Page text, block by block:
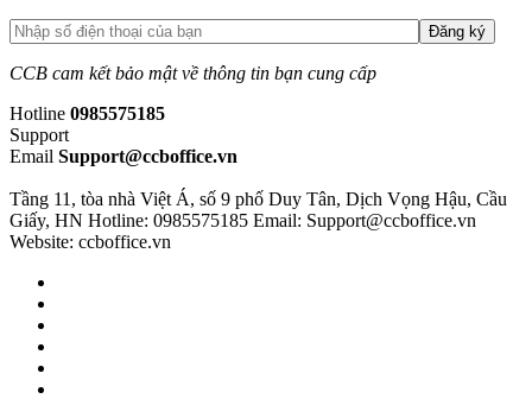
CCB cam kết bảo mật về thông tin bạn cung cấp
Hotline 0985575185
Support
Email Support@ccboffice.vn
Tầng 11, tòa nhà Việt Á, số 9 phố Duy Tân, Dịch Vọng Hậu, Cầu
Giấy, HN Hotline: 0985575185 Email: Support@ccboffice.vn
Website: ccboffice.vn